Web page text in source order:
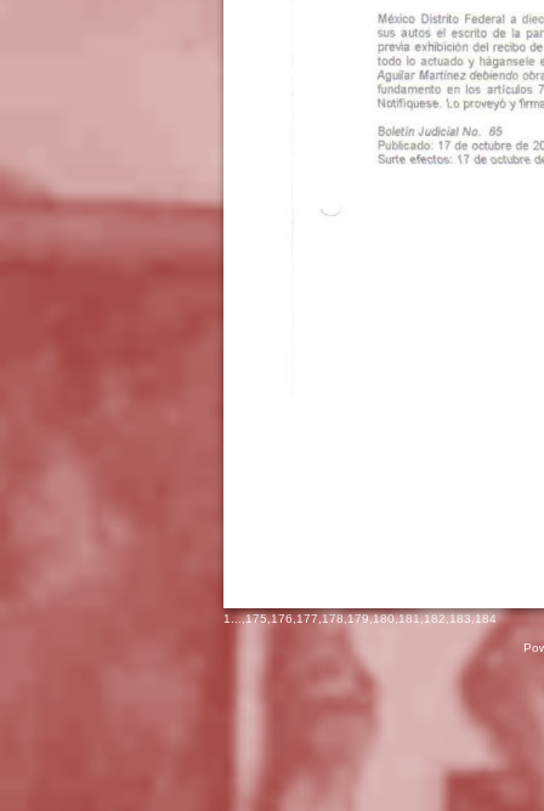
1 ...,175,176,177,178,179,180,181,182,183,184